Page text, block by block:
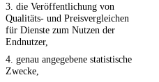
3. die Veröffentlichung von
Qualitäts- und Preisvergleichen
für Dienste zum Nutzen der
Endnutzer,
4. genau angegebene statistische
Zwecke,